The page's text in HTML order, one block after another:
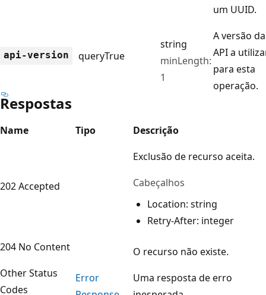
um UUID.
api-version queryTrue
string
minLength:
1
A versão da
API a
para esta
operação.
Respostas
Name Tipo Descrição
202 Accepted
Exclusão de recurso aceita.
Cabeçalhos
Location: string
Retry-After: integer
204 No Content
O recurso não existe.
Other Status
Codes
Error
Uma resposta de erro